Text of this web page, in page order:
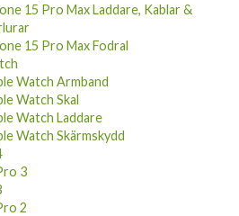
15 Pro Max Laddare, Kablar &
15 Pro Max Fodral
Watch Armband
Watch Skal
Watch Laddare
Watch Skärmskydd
3
2